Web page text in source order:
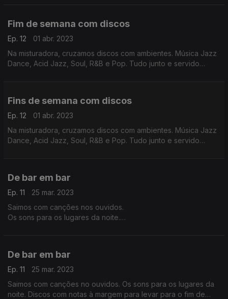
Fim de semana com discos
Ep. 12
01 abr. 2023
Na misturadora, cruzamos discos com ambientes. Música Jazz
Dance, Acid Jazz, Soul, R&B e Pop. Tudo junto e servido
Fins de semana com discos
Ep. 12
01 abr. 2023
Na misturadora, cruzamos discos com ambientes. Música Jazz
Dance, Acid Jazz, Soul, R&B e Pop. Tudo junto e servido
De bar em bar
Ep. 11
25 mar. 2023
Saimos com canções nos ouvidos.
Os sons para os lugares da noite.
De bar em bar
Ep. 11
25 mar. 2023
Saimos com canções no ouvidos. Os sons para os lugares da
noite. Discos com notas à margem para levar para o fim de